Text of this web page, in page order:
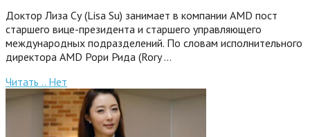
Доктор Лиза Су (Lisa Su) занимает в компании AMD пост
старшего вице-президента и старшего управляющего
международных подразделений. По словам исполнительного
директора AMD Рори Рида (Rory …
Читать .. Нет